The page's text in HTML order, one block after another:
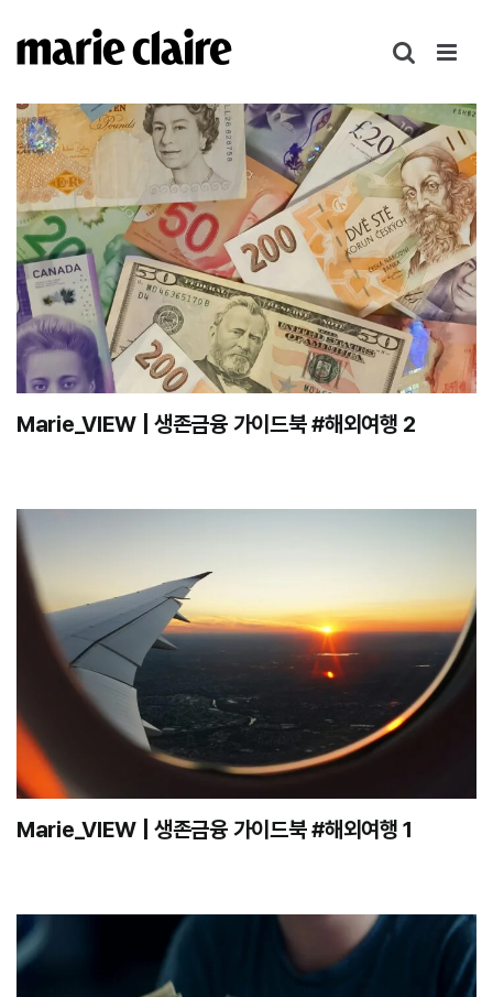
텐
로
건
너
뛰
기
Marie_VIEW | 생존금융 가이드북 #해외여행 2
Marie_VIEW | 생존금융 가이드북 #해외여행 1